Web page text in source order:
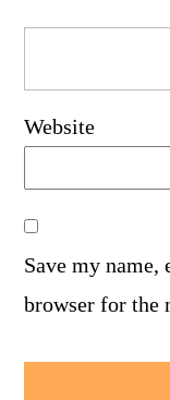
Website
Save my
browser for the